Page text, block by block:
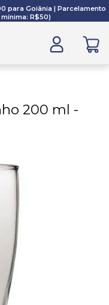
para Goiânia | Parcelamento
R$50)
200 ml -